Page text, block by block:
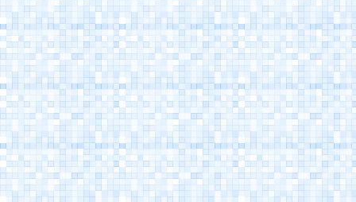
Italia in Miniatura -
Rimini
Le Navi Acquario -
Cattolica
Porto Canale Cervia